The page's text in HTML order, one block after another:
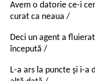
Avem o datorie ce-i
curat ca neaua /
Deci un agent a
începută /
L-a ars la puncte şi i-a